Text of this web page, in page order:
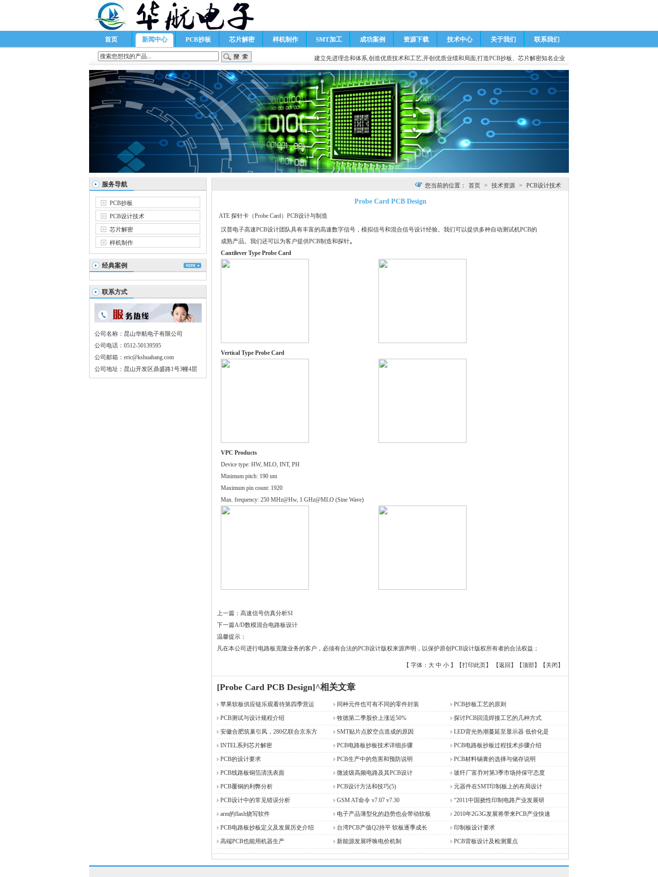
首页 新闻中心 PCB抄板 芯片解密 样机制作 SMT加工 成功案例 资源下载 技术中心 关于我们 联系我们
建立先进理念和体系,创造优质技术和工艺,开创优质业绩和局面,打造PCB抄板、芯片解密知名企业
服务导航
PCB抄板
PCB设计技术
芯片解密
样机制作
经典案例
联系方式
公司名称：昆山华航电子有限公司
公司电话：0512-50139595
公司邮箱：eric@kshuahang.com
公司地址：昆山开发区鼎盛路1号3幢4层
您当前的位置： 首页 > 技术资源 > PCB设计技术
Probe Card PCB Design
ATE 探针卡（Probe Card） PCB设计与制造
汉普电子高速PCB设计团队具有丰富的高速数字信号，模拟信号和混合信号设计经验。我们可以提供多种自动测试机PCB的
成熟产品。我们还可以为客户提供PCB制造和探针。
Cantilever Type Probe Card
Vertical Type Probe Card
VPC Products
Device type: HW, MLO, INT, PH
Minimum pitch: 190 um
Maximum pin count: 1920
Max. frequency: 250 MHz@Hw, 1 GHz@MLO (Sine Wave)
上一篇： 高速信号仿真分析SI
下一篇A/D数模混合电路板设计
温馨提示：
凡在本公司进行电路板克隆业务的客户，必须有合法的PCB设计版权来源声明，以保护原创PCB设计版权所有者的合法权益；
【 字体： 大 中 小 】【打印此页】 【返回 】【顶部】【 关闭 】
[Probe Card PCB Design]^相关文章
苹果软板供应链乐观看待第四季营运 同种元件也可有不同的零件封装
PCB抄板工艺的原则
PCB测试与设计规程介绍
牧德第二季股价上涨近50%
探讨PCB回流焊接工艺的几种方式
安徽合肥筑巢引凤，280亿联合京东方
SMT贴片点胶空点造成的原因
LED背光热潮蔓延至显示器 低价化是
INTEL系列芯片解密
PCB电路板抄板技术详细步骤
PCB电路板抄板过程技术步骤介绍
PCB的设计要求
PCB生产中的危害和预防说明
PCB材料锡膏的选择与储存说明
PCB线路板铜箔清洗表面
微波级高频电路及其PCB设计
玻纤厂富乔对第3季市场持保守态度
PCB覆铜的利弊分析
PCB设计方法和技巧(5)
元器件在SMT印制板上的布局设计
PCB设计中的常见错误分析
GSM AT命令 v7.07 v7.30
“2011中国挠性印制电路产业发展研
arm的flash烧写软件
电子产品薄型化的趋势也会带动软板
2010年2G3G发展将带来PCB产业快速
PCB电路板抄板定义及发展历史介绍
台湾PCB产值Q2持平 软板逐季成长
印制板设计要求
高端PCB也能用机器生产
新能源发展呼唤电价机制 PCB背板设计及检测重点